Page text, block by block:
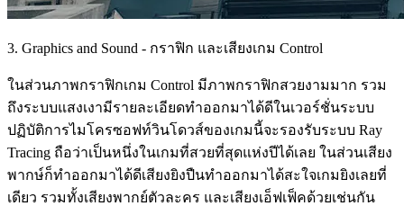
3. Graphics and Sound - กราฟิก และเสียงเกม Control
ในส่วนภาพกราฟิกเกม Control มีภาพกราฟิกสวยงามมาก รวม
ถึงระบบแสงเงามีรายละเอียดทำออกมาได้ดีในเวอร์ชั่นระบบ
ปฏิบัติการไมโครซอฟท์วินโดวส์ของเกมนี้จะรองรับระบบ Ray
Tracing ถือว่าเป็นหนึ่งในเกมที่สวยที่สุดแห่งปีได้เลย ในส่วนเสียง
พากษ์ก็ทำออกมาได้ดีเสียงยิงปืนทำออกมาได้สะใจเกมยิงเลยที่
เดียว รวมทั้งเสียงพากย์ตัวละคร และเสียงเอ็ฟเฟ็คด้วยเช่นกัน